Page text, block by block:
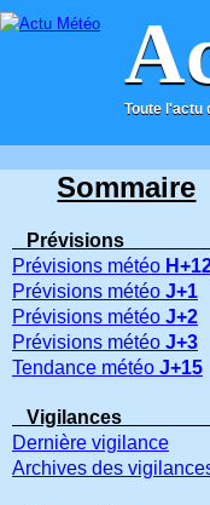
Toute l'actu
ACCUEIL CONTACT
Sommaire
Prévisions
Prévisions météo
Prévisions météo J+1
Prévisions météo J+2
Prévisions météo J+3
Tendance météo J+15
Vigilances
Dernière vigilance
Archives des